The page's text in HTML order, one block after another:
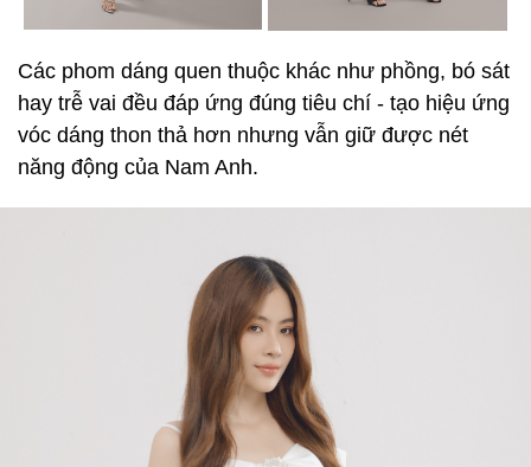
Các phom dáng quen thuộc khác như phồng, bó sát
hay trễ vai đều đáp ứng đúng tiêu chí - tạo hiệu ứng
vóc dáng thon thả hơn nhưng vẫn giữ được nét
năng động của Nam Anh.